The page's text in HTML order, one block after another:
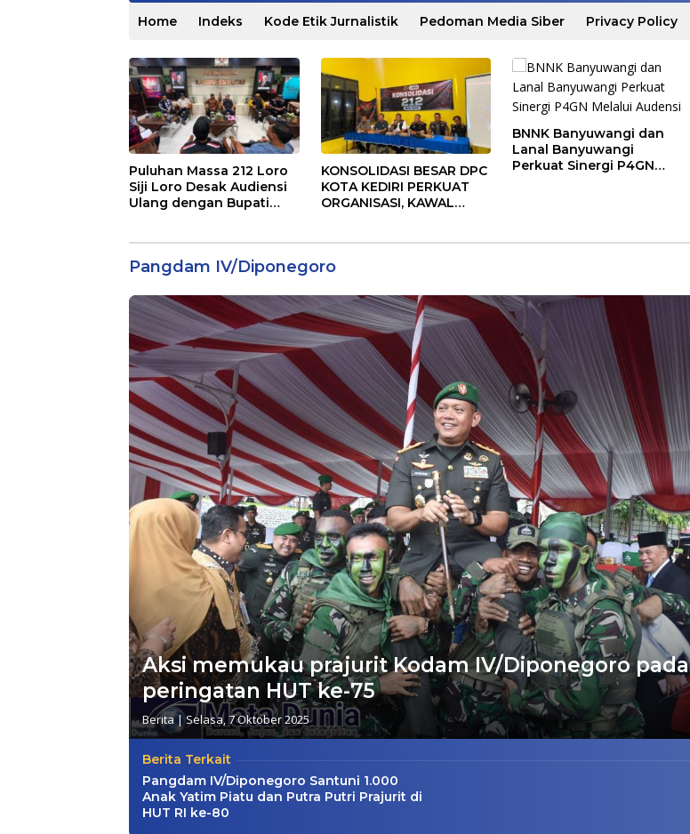
Home Indeks Kode Etik Jurnalistik Pedoman Media Siber Privacy Policy
Puluhan Massa 212 Loro
Siji Loro Desak Audiensi
Ulang dengan Bupati
KONSOLIDASI BESAR DPC
KOTA KEDIRI PERKUAT
ORGANISASI, KAWAL
MASYARAKAT
BNNK Banyuwangi dan
Lanal Banyuwangi
Perkuat Sinergi P4GN
Pangdam IV/Diponegoro
Aksi memukau prajurit Kodam IV/Diponegoro pada
peringatan HUT ke-75
Berita|Selasa, 7 Oktober 2025
Berita Terkait
Pangdam IV/Diponegoro Santuni 1.000
Anak Yatim Piatu dan Putra Putri Prajurit di
HUT RI ke-80